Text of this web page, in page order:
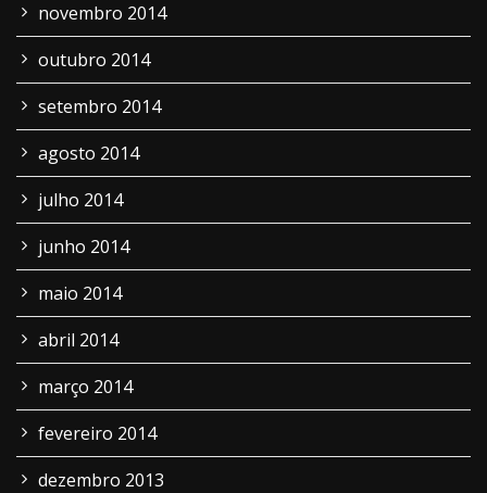
novembro 2014
outubro 2014
setembro 2014
agosto 2014
julho 2014
junho 2014
maio 2014
abril 2014
março 2014
fevereiro 2014
dezembro 2013